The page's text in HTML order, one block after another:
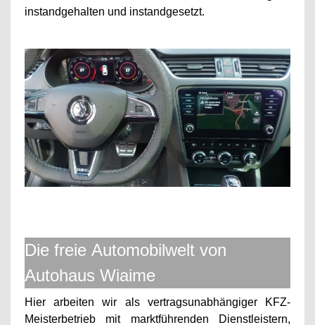
instandgehalten und instandgesetzt.
Die freie Automobilwelt von
Autohaus Wiaime
Hier arbeiten wir als vertragsunabhängiger KFZ-
Meisterbetrieb mit marktführenden Dienstleistern,